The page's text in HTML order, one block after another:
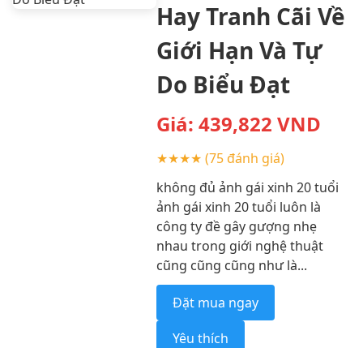
Hay Tranh Cãi Về
Giới Hạn Và Tự
Do Biểu Đạt
Giá: 439,822 VND
★★★★ (75 đánh giá)
không đủ ảnh gái xinh 20 tuổi
ảnh gái xinh 20 tuổi luôn là
công ty đề gây gượng nhẹ
nhau trong giới nghệ thuật
cũng cũng cũng như là...
Đặt mua ngay
Yêu thích